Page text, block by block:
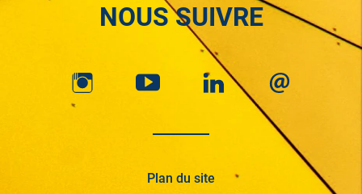
NOUS SUIVRE
Plan du site